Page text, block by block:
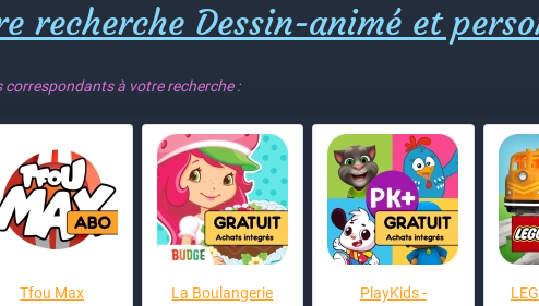
recherche Dessin-animé et
à votre recherche :
Tfou Max
La Boulangerie
PlayKids -